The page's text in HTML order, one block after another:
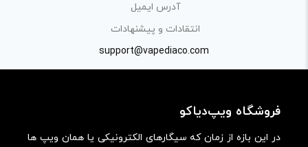
آدرس ایمیل
انتقادات و پیشنهادات
support@vapediaco.com
فروشگاه ویپ‌دیاکو
در این بازه از زمان که سیگارهای الکترونیکی یا همان ویپ ها